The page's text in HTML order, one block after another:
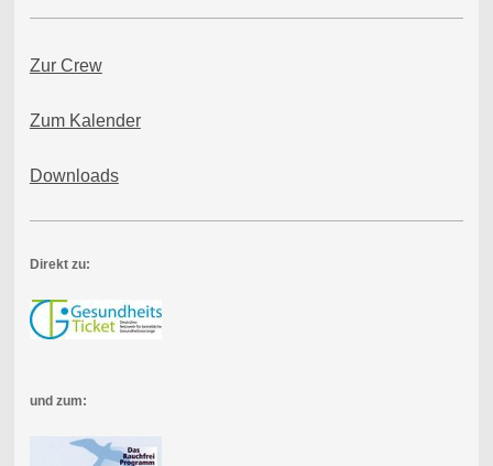
Zur Crew
Zum Kalender
Downloads
Direkt zu:
und zum: